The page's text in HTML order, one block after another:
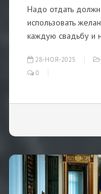
Надо отдать
использовать
каждую свадьбу и
28-НОЯ-2025
0